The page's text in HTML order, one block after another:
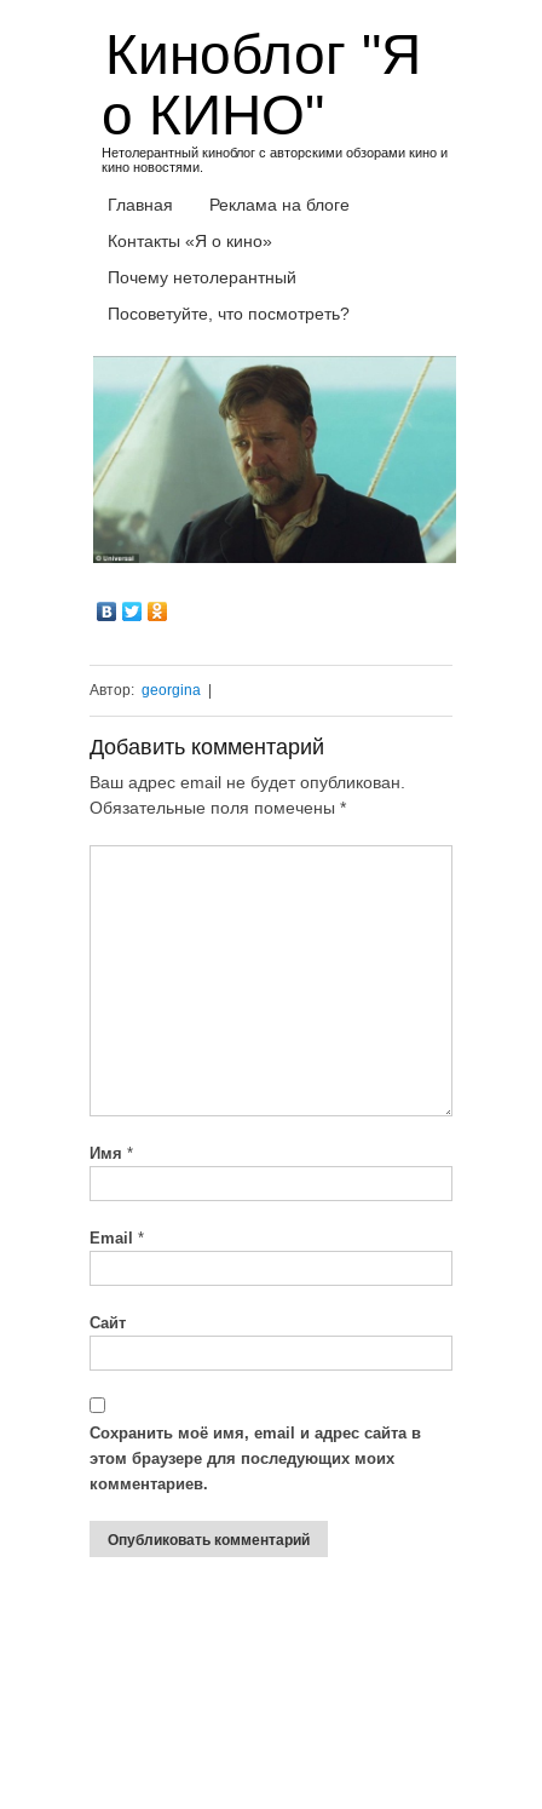
Киноблог "Я
о КИНО"
Нетолерантный киноблог с авторскими обзорами кино и
кино новостями.
Главная
Реклама на блоге
Контакты «Я о кино»
Почему нетолерантный
Посоветуйте, что посмотреть?
Автор: georgina
Добавить комментарий
Ваш адрес email не будет опубликован.
Обязательные поля помечены *
Имя *
Email *
Сайт
Сохранить моё имя, email и адрес сайта в
этом браузере для последующих моих
комментариев.